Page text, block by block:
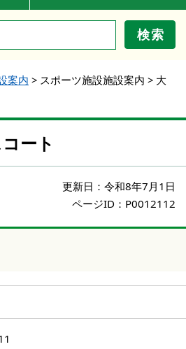
検索
案内 > スポーツ施設施設案内 > 大
ート
更新日： 令和8年7月1日
ページID：P0012112